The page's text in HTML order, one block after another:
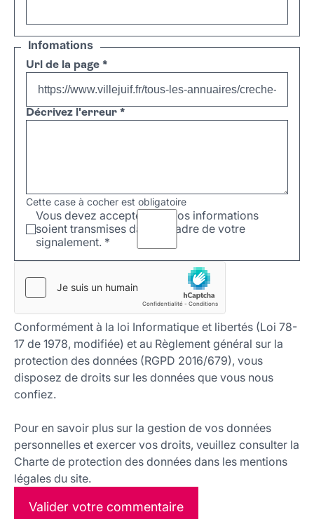
Infomations
Url de la page *
Décrivez l'erreur *
Cette case à cocher est obligatoire
Vous devez accepter que vos informations
soient transmises dans le cadre de votre
signalement. *
Conformément à la loi Informatique et libertés (Loi 78-
17 de 1978, modifiée) et au Règlement général sur la
protection des données (RGPD 2016/679), vous
disposez de droits sur les données que vous nous
confiez.
Pour en savoir plus sur la gestion de vos données
personnelles et exercer vos droits, veuillez consulter la
Charte de protection des données dans les mentions
légales du site.
Valider votre commentaire